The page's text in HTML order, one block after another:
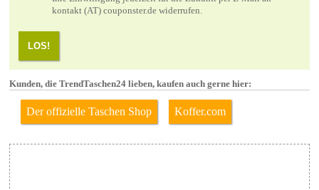
kontakt (AT) couponster.de widerrufen.
LOS!
Kunden, die TrendTaschen24 lieben, kaufen auch gerne hier:
Der offizielle Taschen Shop Koffer.com